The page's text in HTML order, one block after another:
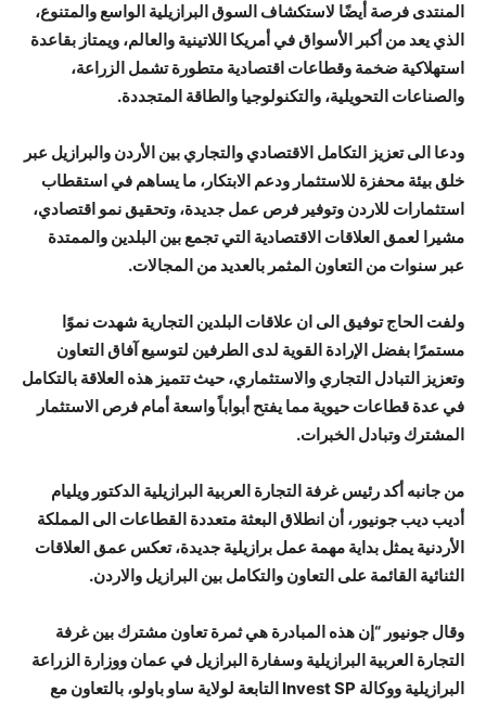
المنتدى فرصة أيضًا لاستكشاف السوق البرازيلية الواسع والمتنوع،
الذي يعد من أكبر الأسواق في أمريكا اللاتينية والعالم، ويمتاز بقاعدة
استهلاكية ضخمة وقطاعات اقتصادية متطورة تشمل الزراعة،
والصناعات التحويلية، والتكنولوجيا والطاقة المتجددة.
ودعا الى تعزيز التكامل الاقتصادي والتجاري بين الأردن والبرازيل عبر
خلق بيئة محفزة للاستثمار ودعم الابتكار، ما يساهم في استقطاب
استثمارات للاردن وتوفير فرص عمل جديدة، وتحقيق نمو اقتصادي،
مشيرا لعمق العلاقات الاقتصادية التي تجمع بين البلدين والممتدة
عبر سنوات من التعاون المثمر بالعديد من المجالات.
ولفت الحاج توفيق الى ان علاقات البلدين التجارية شهدت نموًا
مستمرًا بفضل الإرادة القوية لدى الطرفين لتوسيع آفاق التعاون
وتعزيز التبادل التجاري والاستثماري، حيث تتميز هذه العلاقة بالتكامل
في عدة قطاعات حيوية مما يفتح أبواباً واسعة أمام فرص الاستثمار
المشترك وتبادل الخبرات.
من جانبه أكد رئيس غرفة التجارة العربية البرازيلية الدكتور ويليام
أديب ديب جونيور، أن انطلاق البعثة متعددة القطاعات الى المملكة
الأردنية يمثل بداية مهمة عمل برازيلية جديدة، تعكس عمق العلاقات
الثنائية القائمة على التعاون والتكامل بين البرازيل والاردن.
وقال جونيور “إن هذه المبادرة هي ثمرة تعاون مشترك بين غرفة
التجارة العربية البرازيلية وسفارة البرازيل في عمان ووزارة الزراعة
البرازيلية ووكالة Invest SP التابعة لولاية ساو باولو، بالتعاون مع